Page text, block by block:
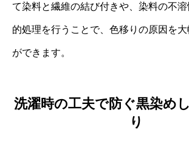
て染料と繊維の結び付きや、染料の不
的処理を行うことで、色移りの原因を
ができます。
洗濯時の工夫で防ぐ黒染め
り